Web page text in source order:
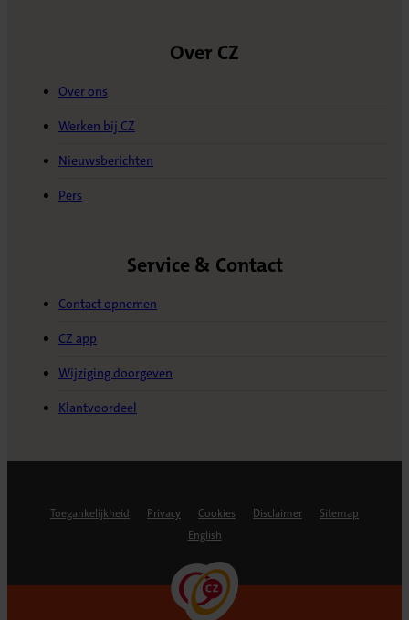
Over CZ
Over ons
Werken bij CZ
Nieuwsberichten
Pers
Service & Contact
Contact opnemen
CZ app
Wijziging doorgeven
Klantvoordeel
Toegankelijkheid Privacy Cookies Disclaimer
Sitemap
English